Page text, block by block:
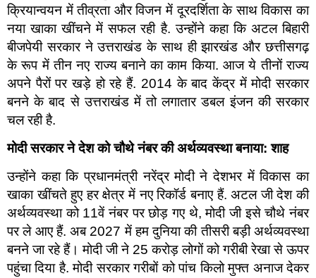
क्रियान्वयन में तीव्रता और विजन में दूरदर्शिता के साथ विकास का
नया खाका खींचने में सफल रही है. उन्होंने कहा कि अटल बिहारी
बीजपेयी सरकार ने उत्तराखंड के साथ ही झारखंड और छत्तीसगढ़
के रूप में तीन नए राज्य बनाने का काम किया. आज ये तीनों राज्य
अपने पैरों पर खड़े हो रहे हैं. 2014 के बाद केंद्र में मोदी सरकार
बनने के बाद से उत्तराखंड में तो लगातार डबल इंजन की सरकार
चल रही है.
मोदी सरकार ने देश को चौथे नंबर की अर्थव्यवस्था बनाया: शाह
उन्होंने कहा कि प्रधानमंत्री नरेंद्र मोदी ने देशभर में विकास का
खाका खींचते हुए हर क्षेत्र में नए रिकॉर्ड बनाए हैं. अटल जी देश की
अर्थव्यवस्था को 11वें नंबर पर छोड़ गए थे, मोदी जी इसे चौथे नंबर
पर ले आए हैं. अब 2027 में हम दुनिया की तीसरी बड़ी अर्थव्यवस्था
बनने जा रहे हैं। मोदी जी ने 25 करोड़ लोगों को गरीबी रेखा से ऊपर
पहुंचा दिया है. मोदी सरकार गरीबों को पांच किलो मुफ्त अनाज देकर